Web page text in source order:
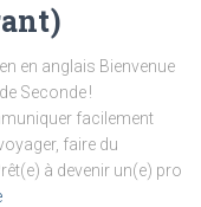
en anglais Bienvenue
Seconde !
facilement
faire du
à devenir un(e) pro